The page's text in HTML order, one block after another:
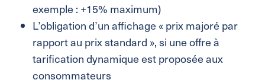
exemple : +15% maximum)
L’obligation d’un affichage « prix majoré par
rapport au prix standard », si une offre à
tarification dynamique est proposée aux
consommateurs